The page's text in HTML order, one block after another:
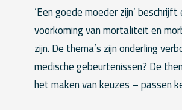
‘Een goede moeder zijn’
voorkoming van mortaliteit en
zijn. De thema’s zijn onderling
medische gebeurtenissen? De
het maken van keuzes – passen